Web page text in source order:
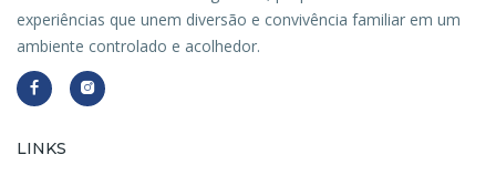
experiências que unem diversão e convivência familiar em um
ambiente controlado e acolhedor.
LINKS